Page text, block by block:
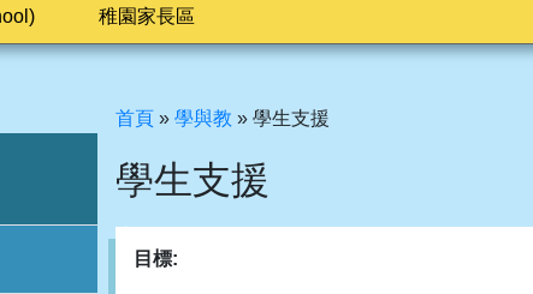
稚園家長區
首頁» 學與教 » 學生支援
學生支援
目標: